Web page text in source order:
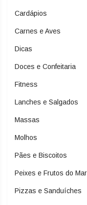
Cardápios
Carnes e Aves
Dicas
Doces e Confeitaria
Fitness
Lanches e Salgados
Massas
Molhos
Pães e Biscoitos
Peixes e Frutos do Mar
Pizzas e Sanduíches